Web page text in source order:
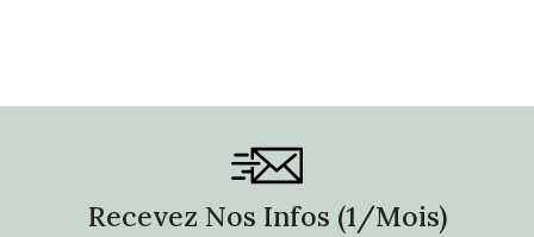
Recevez Nos Infos (1/mois)